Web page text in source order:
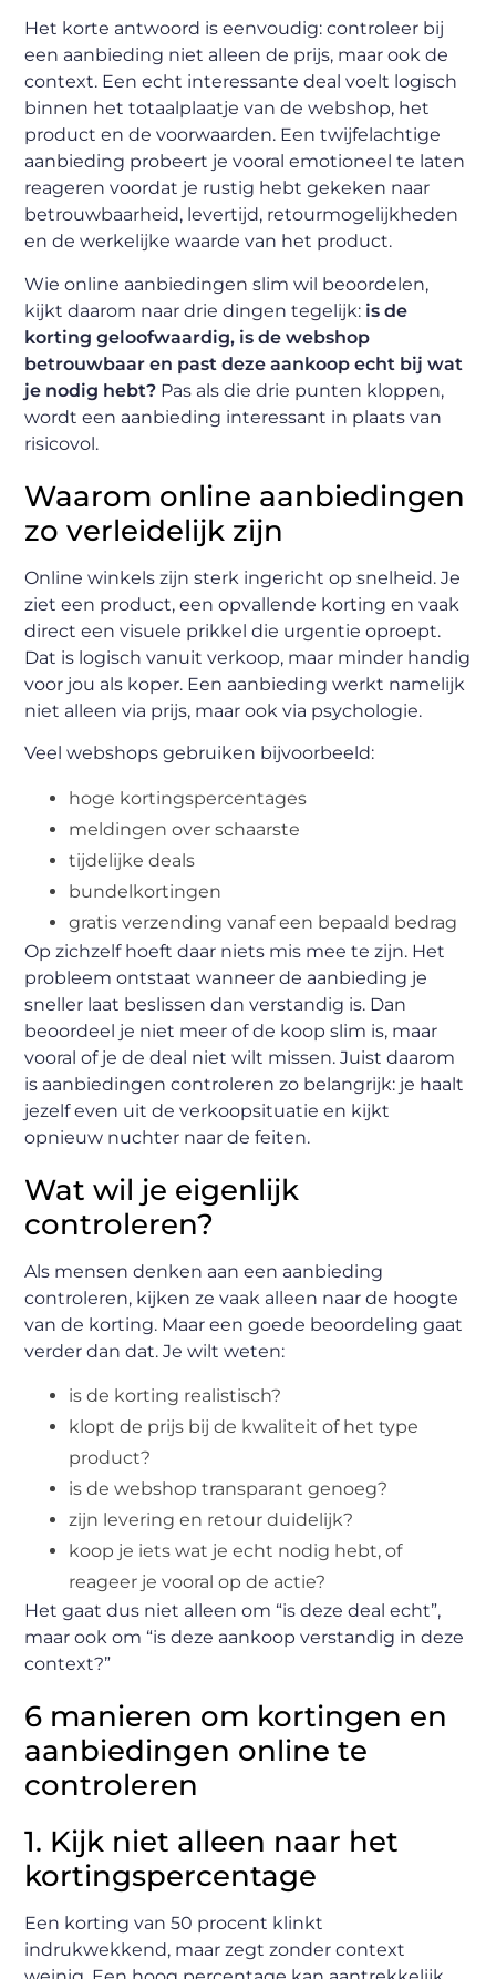
Het korte antwoord is eenvoudig: controleer bij
een aanbieding niet alleen de prijs, maar ook de
context. Een echt interessante deal voelt logisch
binnen het totaalplaatje van de webshop, het
product en de voorwaarden. Een twijfelachtige
aanbieding probeert je vooral emotioneel te laten
reageren voordat je rustig hebt gekeken naar
betrouwbaarheid, levertijd, retourmogelijkheden
en de werkelijke waarde van het product.
Wie online aanbiedingen slim wil beoordelen,
kijkt daarom naar drie dingen tegelijk: is de
korting geloofwaardig, is de webshop
betrouwbaar en past deze aankoop echt bij wat
je nodig hebt? Pas als die drie punten kloppen,
wordt een aanbieding interessant in plaats van
risicovol.
Waarom online aanbiedingen
zo verleidelijk zijn
Online winkels zijn sterk ingericht op snelheid. Je
ziet een product, een opvallende korting en vaak
direct een visuele prikkel die urgentie oproept.
Dat is logisch vanuit verkoop, maar minder handig
voor jou als koper. Een aanbieding werkt namelijk
niet alleen via prijs, maar ook via psychologie.
Veel webshops gebruiken bijvoorbeeld:
hoge kortingspercentages
meldingen over schaarste
tijdelijke deals
bundelkortingen
gratis verzending vanaf een bepaald bedrag
Op zichzelf hoeft daar niets mis mee te zijn. Het
probleem ontstaat wanneer de aanbieding je
sneller laat beslissen dan verstandig is. Dan
beoordeel je niet meer of de koop slim is, maar
vooral of je de deal niet wilt missen. Juist daarom
is aanbiedingen controleren zo belangrijk: je haalt
jezelf even uit de verkoopsituatie en kijkt
opnieuw nuchter naar de feiten.
Wat wil je eigenlijk
controleren?
Als mensen denken aan een aanbieding
controleren, kijken ze vaak alleen naar de hoogte
van de korting. Maar een goede beoordeling gaat
verder dan dat. Je wilt weten:
is de korting realistisch?
klopt de prijs bij de kwaliteit of het type
product?
is de webshop transparant genoeg?
zijn levering en retour duidelijk?
koop je iets wat je echt nodig hebt, of
reageer je vooral op de actie?
Het gaat dus niet alleen om “is deze deal echt”,
maar ook om “is deze aankoop verstandig in deze
context?”
6 manieren om kortingen en
aanbiedingen online te
controleren
1. Kijk niet alleen naar het
kortingspercentage
Een korting van 50 procent klinkt
indrukwekkend, maar zegt zonder context